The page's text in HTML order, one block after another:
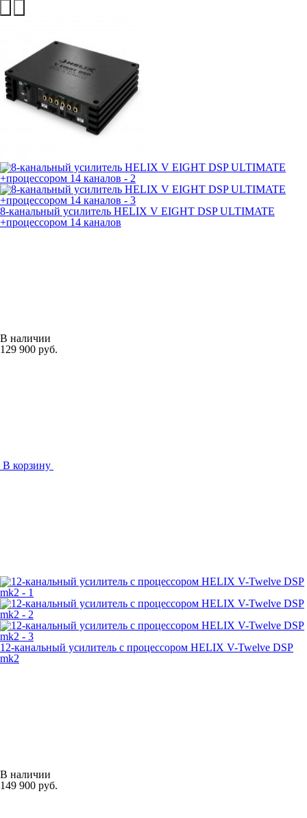
8-канальный усилитель HELIX V EIGHT DSP ULTIMATE
+процессором 14 каналов
В наличии
129 900 руб.
В корзину
12-канальный усилитель с процессором HELIX V-Twelve DSP
mk2
В наличии
149 900 руб.